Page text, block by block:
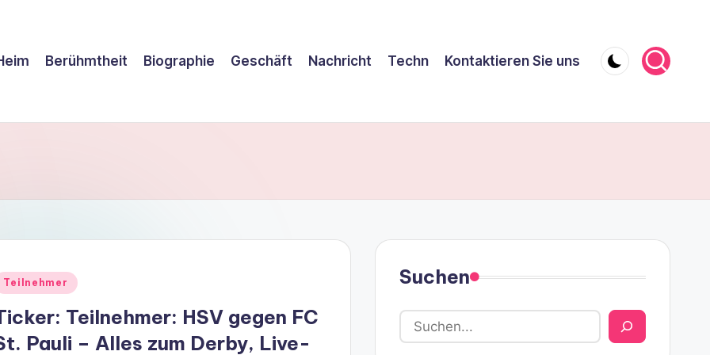
Berühmtheit Biographie Geschäft Nachricht Techn Kontaktieren Sie uns
Teilnehmer
Teilnehmer: HSV gegen FC
Pauli – Alles zum Derby, Live-
Suchen